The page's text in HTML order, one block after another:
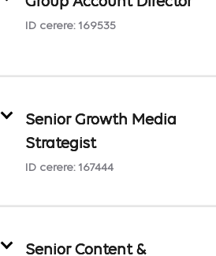
ID cerere: 169535
Senior Growth Media
Strategist
ID cerere: 167444
Senior Content &